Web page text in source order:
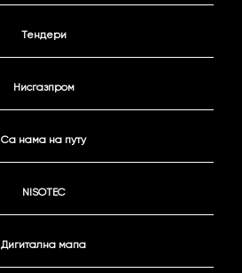
Тендери
Нисгазпром
Са нама на путу
NISOTEC
Дигитална мапа